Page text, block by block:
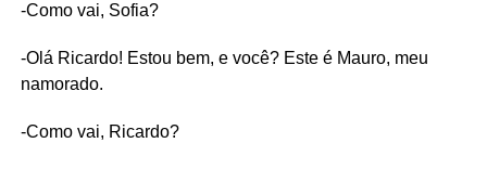
-Como vai, Sofia?
-Olá Ricardo! Estou bem, e você? Este é Mauro, meu
namorado.
-Como vai, Ricardo?